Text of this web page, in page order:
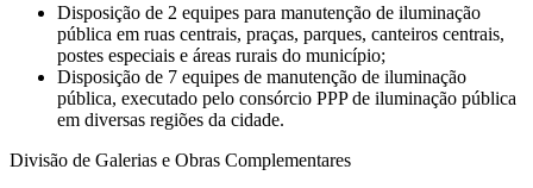
Disposição de 2 equipes para manutenção de iluminação
pública em ruas centrais, praças, parques, canteiros centrais,
postes especiais e áreas rurais do município;
Disposição de 7 equipes de manutenção de iluminação
pública, executado pelo consórcio PPP de iluminação pública
em diversas regiões da cidade.
Divisão de Galerias e Obras Complementares